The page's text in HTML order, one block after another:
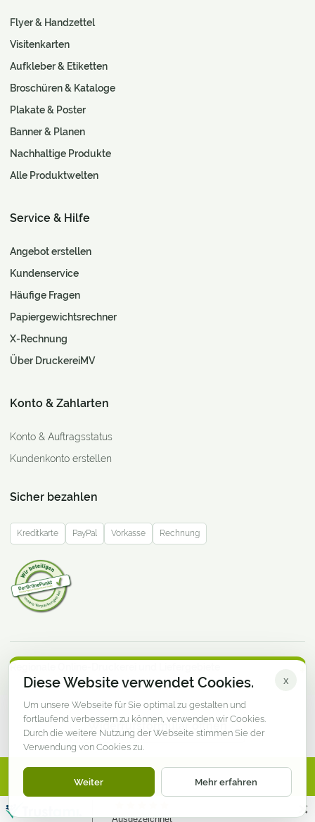
Flyer & Handzettel
Visitenkarten
Aufkleber & Etiketten
Broschüren & Kataloge
Plakate & Poster
Banner & Planen
Nachhaltige Produkte
Alle Produktwelten
Service & Hilfe
Angebot erstellen
Kundenservice
Häufige Fragen
Papiergewichtsrechner
X-Rechnung
Über DruckereiMV
Konto & Zahlarten
Konto & Auftragsstatus
Kundenkonto erstellen
Sicher bezahlen
Kreditkarte PayPal Vorkasse Rechnung
Regionale Online-Druckerei und Liefergebiete
Widerrufsformular öffnen
© DruckereiMV.de · Online-Druckerei aus Mecklenburg-
Vorpommern
Diese Website verwendet Cookies.
Um unsere Webseite für Sie optimal zu gestalten und
fortlaufend verbessern zu können, verwenden wir Cookies.
Durch die weitere Nutzung der Webseite stimmen Sie der
Verwendung von Cookies zu.
Weiter Mehr erfahren
x
✕